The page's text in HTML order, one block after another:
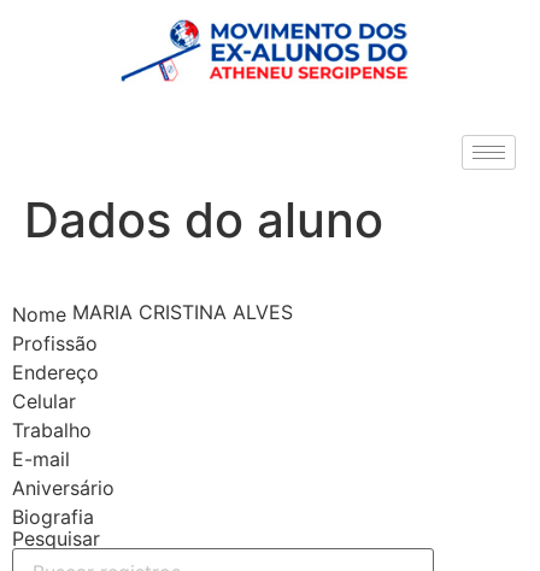
Dados do aluno
Nome MARIA CRISTINA ALVES
Profissão
Endereço
Celular
Trabalho
E-mail
Aniversário
Biografia
Pesquisar